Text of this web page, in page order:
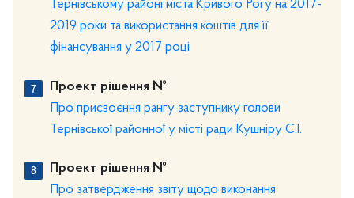
Тернівському районі міста Кривого Рогу на 2017-
2019 роки та використання коштів для її
фінансування у 2017 році
Проект рішення №
Про присвоєння рангу заступнику голови
Тернівської районної у місті ради Кушніру С.І.
Проект рішення №
Про затвердження звіту щодо виконання